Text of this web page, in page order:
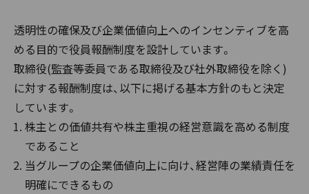
透明性の確保及び企業価値向上へのインセンティブを高
める目的で役員報酬制度を設計しています。
取締役(監査等委員である取締役及び社外取締役を除く)
に対する報酬制度は、以下に掲げる基本方針のもと決定
しています。
株主との価値共有や株主重視の経営意識を高める制度
であること
当グループの企業価値向上に向け、経営陣の業績責任を
明確にできるもの